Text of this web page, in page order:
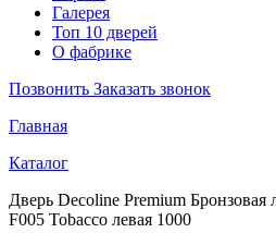
Галерея
Топ 10 дверей
О фабрике
Позвонить Заказать звонок
Главная
Каталог
Дверь Decoline Premium Бронзовая
F005 Tobacco левая 1000